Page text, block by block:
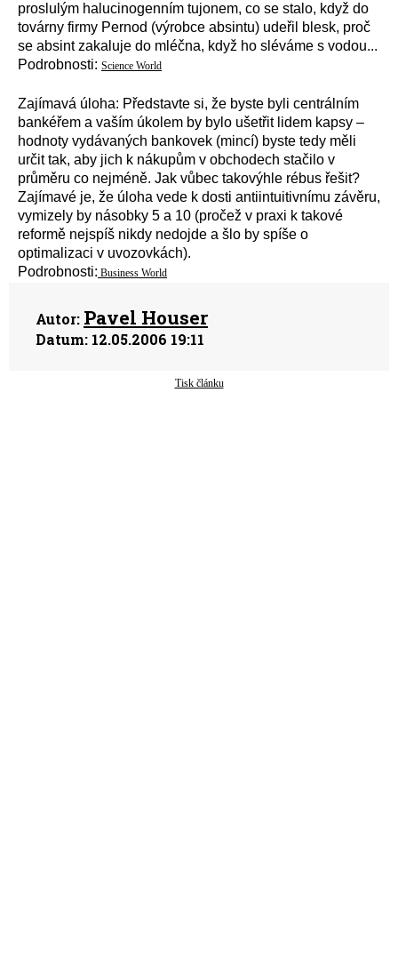
proslulým halucinogenním tujonem, co se stalo, když do
továrny firmy Pernod (výrobce absintu) udeřil blesk, proč
se absint zakaluje do mléčna, když ho sléváme s vodou...
Podrobnosti: Science World
Zajímavá úloha: Představte si, že byste byli centrálním
bankéřem a vaším úkolem by bylo ušetřit lidem kapsy –
hodnoty vydávaných bankovek (mincí) byste tedy měli
určit tak, aby jich k nákupům v obchodech stačilo v
průměru co nejméně. Jak vůbec takovýhle rébus řešit?
Zajímavé je, že úloha vede k dosti antiintuitivnímu závěru,
vymizely by násobky 5 a 10 (pročež v praxi k takové
reformě nejspíš nikdy nedojde a šlo by spíše o
optimalizaci v uvozovkách).
Podrobnosti: Business World
Autor: Pavel Houser
Datum: 12.05.2006 19:11
Tisk článku